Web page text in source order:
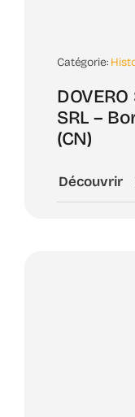
Catégorie:
DOVERO
SRL –
(CN)
Découvrir